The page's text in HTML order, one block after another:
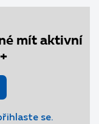
mít aktivní
se.